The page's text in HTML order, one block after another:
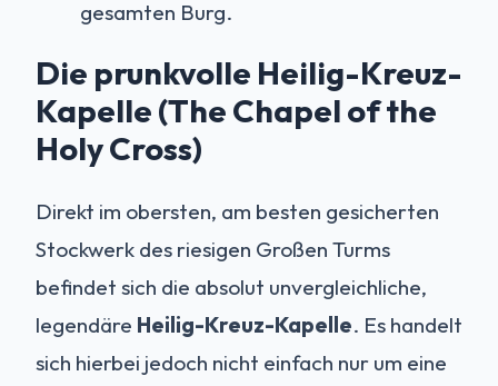
gesamten Burg.
Die prunkvolle Heilig-Kreuz-
Kapelle (The Chapel of the
Holy Cross)
Direkt im obersten, am besten gesicherten
Stockwerk des riesigen Großen Turms
befindet sich die absolut unvergleichliche,
legendäre Heilig-Kreuz-Kapelle. Es handelt
sich hierbei jedoch nicht einfach nur um eine